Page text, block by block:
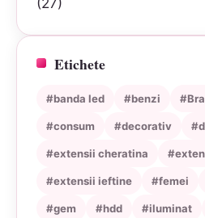
(27)
Etichete
#banda led #benzi
#consum #decorativ
#extensii cheratina
#extensii ieftine #femei
#gem #hdd #iluminat